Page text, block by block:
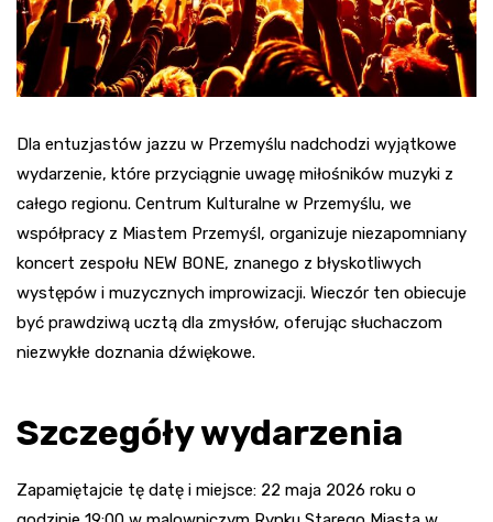
Dla entuzjastów jazzu w Przemyślu nadchodzi wyjątkowe
wydarzenie, które przyciągnie uwagę miłośników muzyki z
całego regionu. Centrum Kulturalne w Przemyślu, we
współpracy z Miastem Przemyśl, organizuje niezapomniany
koncert zespołu NEW BONE, znanego z błyskotliwych
występów i muzycznych improwizacji. Wieczór ten obiecuje
być prawdziwą ucztą dla zmysłów, oferując słuchaczom
niezwykłe doznania dźwiękowe.
Szczegóły wydarzenia
Zapamiętajcie tę datę i miejsce: 22 maja 2026 roku o